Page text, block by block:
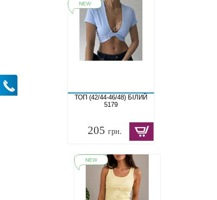
ТОП (42/44-46/48) БІЛИЙ
5179
205 грн.